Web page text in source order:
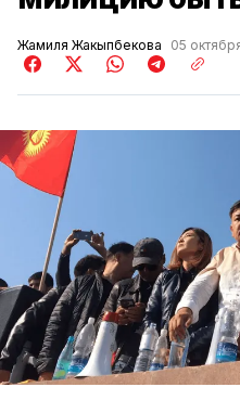
Жамиля Жакыпбекова 05